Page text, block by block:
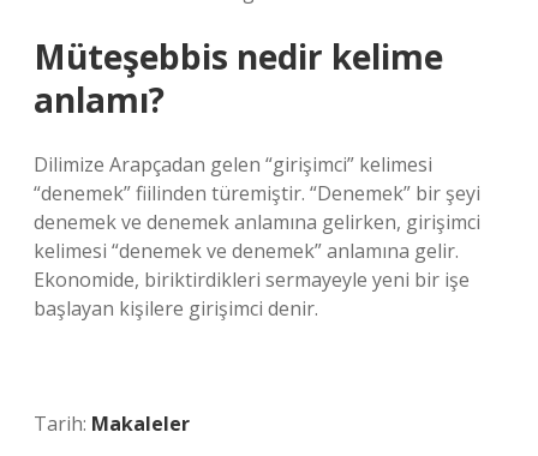
Müteşebbis nedir kelime
anlamı?
Dilimize Arapçadan gelen “girişimci” kelimesi
“denemek” fiilinden türemiştir. “Denemek” bir şeyi
denemek ve denemek anlamına gelirken, girişimci
kelimesi “denemek ve denemek” anlamına gelir.
Ekonomide, biriktirdikleri sermayeyle yeni bir işe
başlayan kişilere girişimci denir.
Tarih: Makaleler